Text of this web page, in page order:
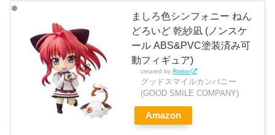
ましろ色シンフォニー ねん
どろいど 乾紗凪 (ノンスケ
ール ABS&PVC塗装済み可
動フィギュア)
created byRinker
グッドスマイルカンパニー
(GOOD SMILE COMPANY)
Amazon